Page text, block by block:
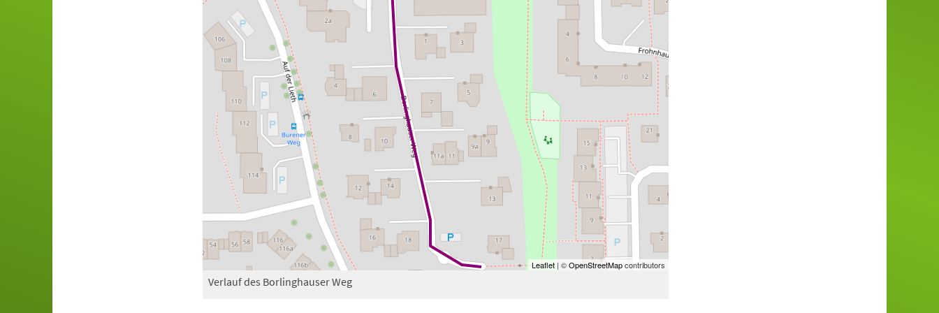
Leaflet| ©OpenStreetMapcontributors
Verlauf des Borlinghauser Weg